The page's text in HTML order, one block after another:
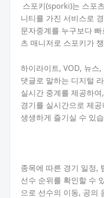
스포키(sporki)는 스포
니티를 가진 서비스로
문자중계를 누구보다
츠 매니저로 스포키가
하이라이트, VOD, 뉴스
댓글로 말하는 디지털
실시간 중계를 제공하
경기를 실시간으로 제
생생하게 즐기실 수 있
종목에 따른 경기 일정,
선수 순위를 확인할 수
으로 선수의 이동, 공의